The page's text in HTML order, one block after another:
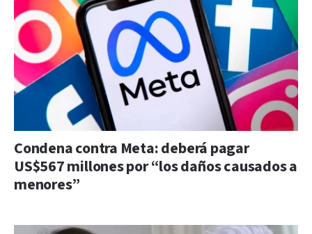
Condena contra Meta: deberá pagar
US$567 millones por “los daños causados a
menores”